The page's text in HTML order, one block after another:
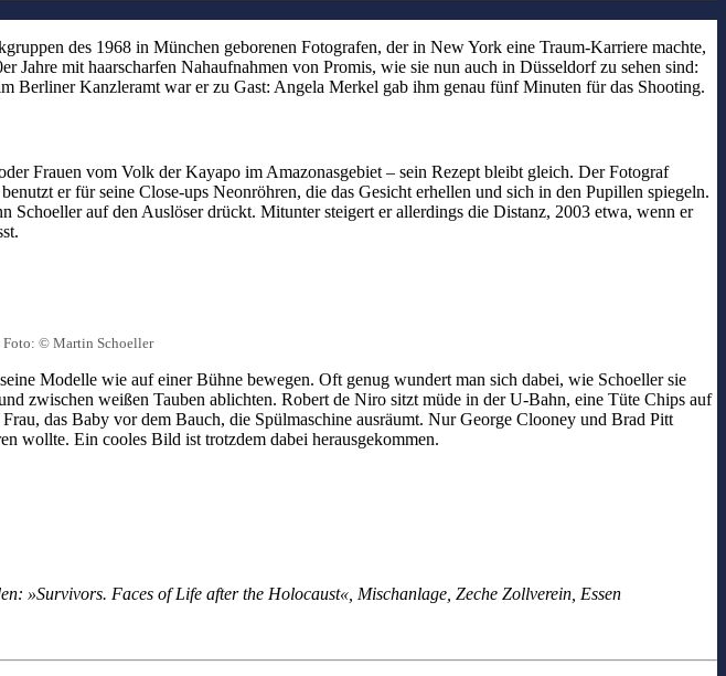
des 1968 in München geborenen Fotografen, der in New York eine Traum-Karriere machte,
mit haarscharfen Nahaufnahmen von Promis, wie sie nun auch in Düsseldorf zu sehen sind:
Kanzleramt war er zu Gast: Angela Merkel gab ihm genau fünf Minuten für das Shooting.
Frauen vom Volk der Kayapo im Amazonasgebiet – sein Rezept bleibt gleich. Der Fotograf
er für seine Close-ups Neonröhren, die das Gesicht erhellen und sich in den Pupillen spiegeln.
auf den Auslöser drückt. Mitunter steigert er allerdings die Distanz, 2003 etwa, wenn er
Foto: © Martin Schoeller
Modelle wie auf einer Bühne bewegen. Oft genug wundert man sich dabei, wie Schoeller sie
zwischen weißen Tauben ablichten. Robert de Niro sitzt müde in der U-Bahn, eine Tüte Chips auf
das Baby vor dem Bauch, die Spülmaschine ausräumt. Nur George Clooney und Brad Pitt
wollte. Ein cooles Bild ist trotzdem dabei herausgekommen.
»Survivors. Faces of Life after the Holocaust«, Mischanlage, Zeche Zollverein, Essen